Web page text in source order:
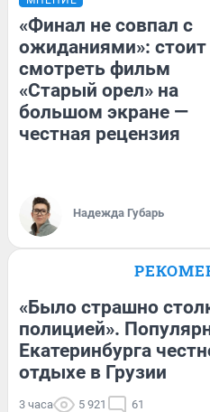
«Финал не совпал с
ожиданиями»: стоит
смотреть фильм
«Старый орел» на
большом экране —
честная рецензия
Надежда Губарь
«Было страшно
полицией».
Екатеринбурга
отдыхе в Грузии
3 часа 5 921 61